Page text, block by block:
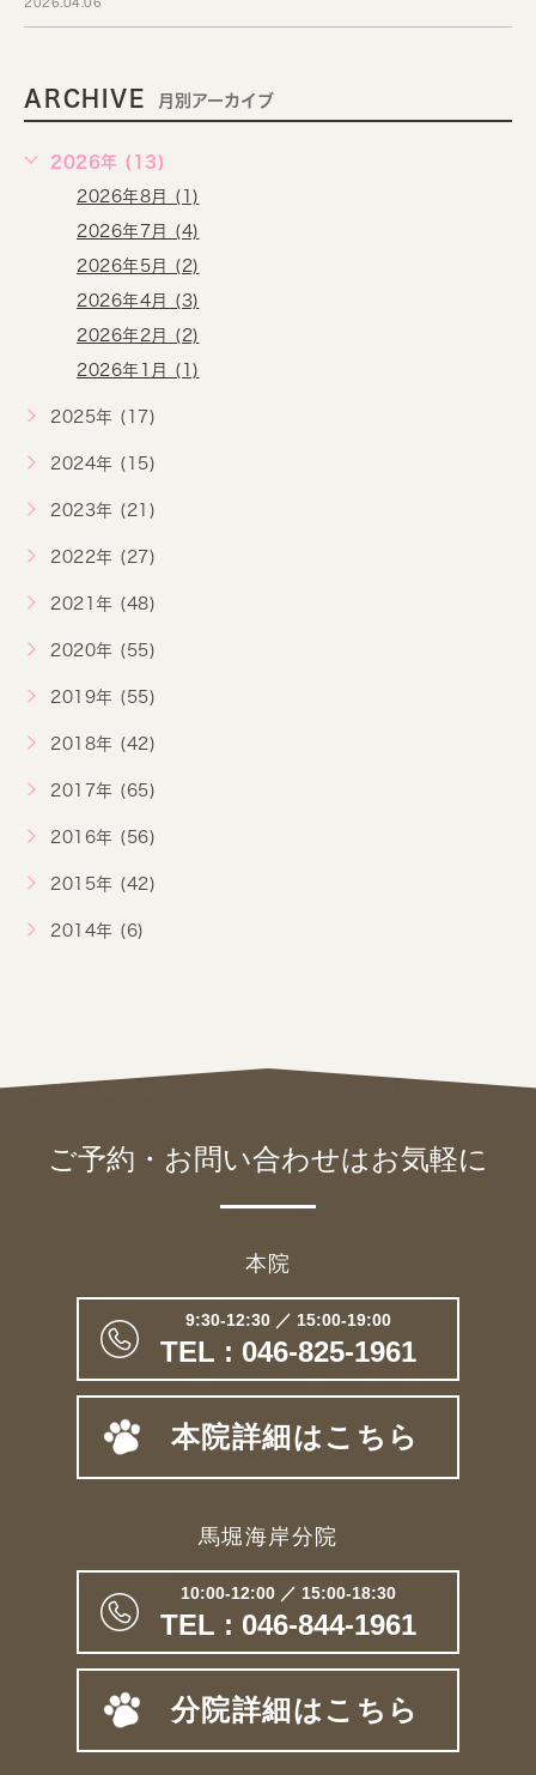
2026.04.06
ARCHIVE 月別アーカイブ
2026年 (13)
2026年8月 (1)
2026年7月 (4)
2026年5月 (2)
2026年4月 (3)
2026年2月 (2)
2026年1月 (1)
2025年 (17)
2024年 (15)
2023年 (21)
2022年 (27)
2021年 (48)
2020年 (55)
2019年 (55)
2018年 (42)
2017年 (65)
2016年 (56)
2015年 (42)
2014年 (6)
ご予約・お問い合わせはお気軽に
本院
9:30-12:30 ／ 15:00-19:00
TEL : 046-825-1961
本院詳細はこちら
馬堀海岸分院
10:00-12:00 ／ 15:00-18:30
TEL : 046-844-1961
分院詳細はこちら